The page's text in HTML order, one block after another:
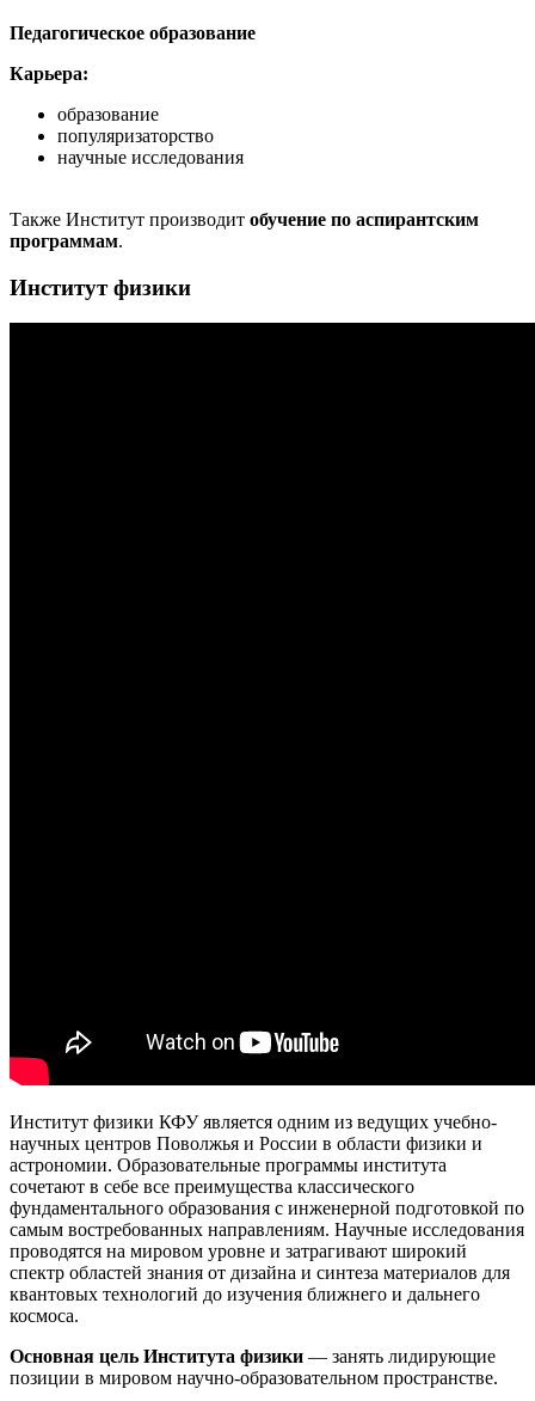
Педагогическое образование
Карьера:
образование
популяризаторство
научные исследования
Также Институт производит обучение по аспирантским
программам.
Институт физики
Институт физики КФУ является одним из ведущих учебно-
научных центров Поволжья и России в области физики и
астрономии. Образовательные программы института
сочетают в себе все преимущества классического
фундаментального образования с инженерной подготовкой по
самым востребованных направлениям. Научные исследования
проводятся на мировом уровне и затрагивают широкий
спектр областей знания от дизайна и синтеза материалов для
квантовых технологий до изучения ближнего и дальнего
космоса.
Основная цель Института физики — занять лидирующие
позиции в мировом научно-образовательном пространстве.